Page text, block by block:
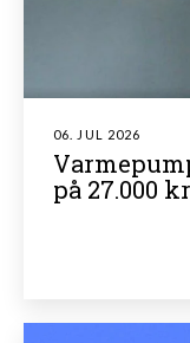
06. JUL 2026
på 27.000